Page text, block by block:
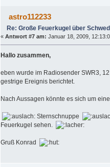
astro112233
Re: Große Feuerkugel über
« Antwort #7 am: Januar 18, 2009,
Hallo zusammen,
eben wurde im Radiosender SWR3,
gestrige Ereignis berichtet.
Nach Aussagen könnte es sich um
Sternschnuppe
Feuerkugel sehen.
Gruß Konrad